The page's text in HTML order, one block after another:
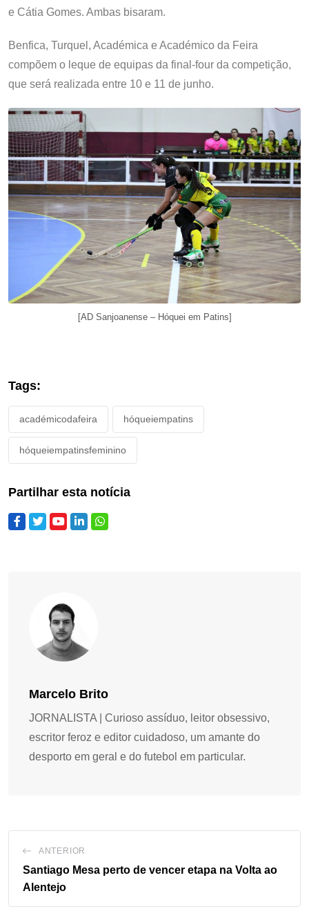
e Cátia Gomes. Ambas bisaram.
Benfica, Turquel, Académica e Académico da Feira
compõem o leque de equipas da final-four da competição,
que será realizada entre 10 e 11 de junho.
[AD Sanjoanense – Hóquei em Patins]
Tags:
académicodafeira hóqueiempatins
hóqueiempatinsfeminino
Partilhar esta notícia
Marcelo Brito
JORNALISTA | Curioso assíduo, leitor obsessivo,
escritor feroz e editor cuidadoso, um amante do
desporto em geral e do futebol em particular.
ANTERIOR
Santiago Mesa perto de vencer etapa na Volta ao
Alentejo